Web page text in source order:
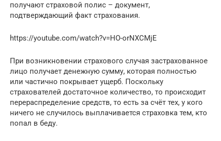
получают страховой полис – документ,
подтверждающий факт страхования.
https://youtube.com/watch?v=HO-orNXCMjE
При возникновении страхового случая застрахованное
лицо получает денежную сумму, которая полностью
или частично покрывает ущерб. Поскольку
страхователей достаточное количество, то происходит
перераспределение средств, то есть за счёт тех, у кого
ничего не случилось выплачивается страховка тем, кто
попал в беду.